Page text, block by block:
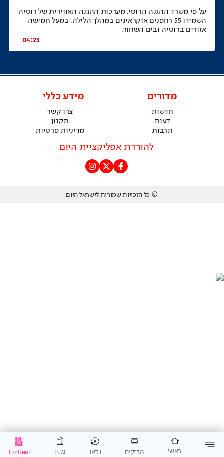
ראשי מבזקים וידאו מגזין ForReal
04:23
על פי משרד ההגנה הרוסי, מערכות ההגנה האווירית של רוסיה
השמידו 55 רחפנים אוקראינים במהלך הלילה, במעל חמישה
אזורים ברוסיה ובים השחור.
מדורים
חדשות
דעות
תרבות
מידע כללי
צרו קשר
תקנון
מדיניות פרטיות
להורדת אפליקציית היום
© כל הזכויות שמורות לישראל היום